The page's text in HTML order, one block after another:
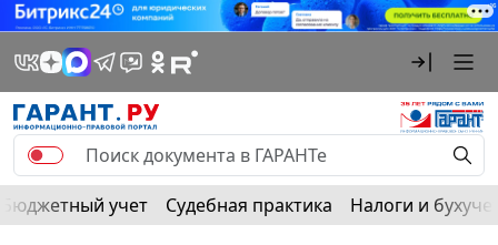
Бюджетный учет Судебная практика Налоги и